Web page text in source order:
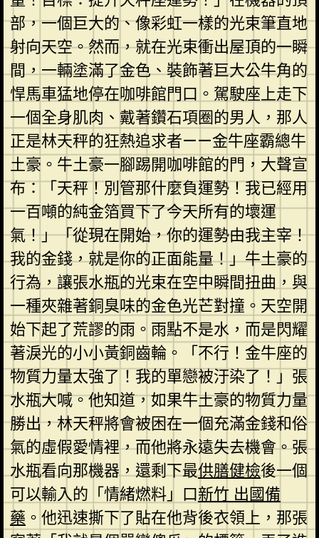
部，一個巨大的、像彩虹一樣的光束筆直地
射向天空。然而，就在光束衝出屋頂的一瞬
間，一輛塗滿了金色、裝飾著巨大公牛角的
悍馬車猛地停在咖啡館門口。駕駛座上走下
一個全身肌肉、戴著鑽石項圈的男人，那人
正是林天秤的狂熱追求者——金牛座霸總牛
土豪。牛土豪一腳踢開咖啡館的門，大聲宣
布：「天秤！別管那什麼負運勢！我已經用
一百噸的純金箔買下了今天所有的壞運
氣！」「從現在開始，你的運勢由我主宰！
我的金錢，就是你的正面能量！」牛土豪的
行為，讓張水瓶的光束在空中瞬間扭曲，與
一種夾雜著銅臭味的金色光芒對撞。天空開
始下起了荒謬的雨。雨點不是水，而是閃耀
著淚光的小小黃銅齒輪。「不行！金牛座的
物質力量太強了！我的單戀被汙染了！」張
水瓶大喊。他知道，如果牛土豪的物質力量
勝出，林天秤將會被困在一個充滿金錢和俗
氣的虛假愛情裡，而他將永遠失去機會。張
水瓶看向那機器，還剩下最供膳健檢後一個
可以輸入的「情緒燃料」口新竹 出國備
藥 。他迅速撕下了貼在他背後衣領上，那張